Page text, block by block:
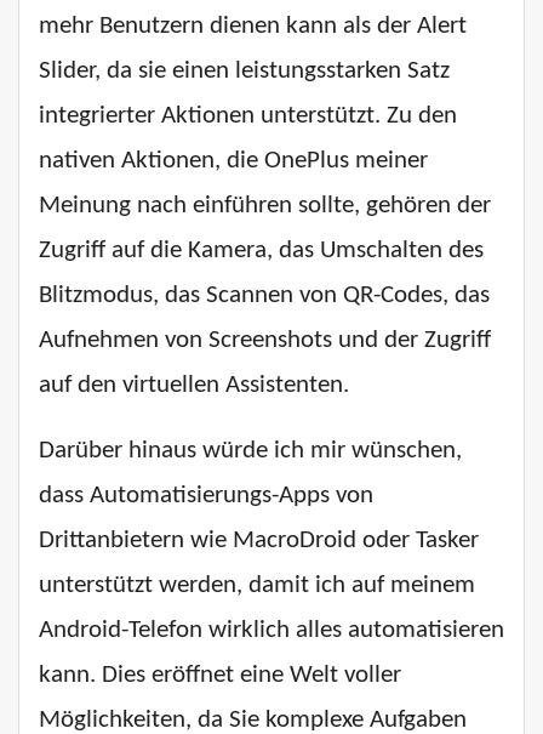
mehr Benutzern dienen kann als der Alert
Slider, da sie einen leistungsstarken Satz
integrierter Aktionen unterstützt. Zu den
nativen Aktionen, die OnePlus meiner
Meinung nach einführen sollte, gehören der
Zugriff auf die Kamera, das Umschalten des
Blitzmodus, das Scannen von QR-Codes, das
Aufnehmen von Screenshots und der Zugriff
auf den virtuellen Assistenten.
Darüber hinaus würde ich mir wünschen,
dass Automatisierungs-Apps von
Drittanbietern wie MacroDroid oder Tasker
unterstützt werden, damit ich auf meinem
Android-Telefon wirklich alles automatisieren
kann. Dies eröffnet eine Welt voller
Möglichkeiten, da Sie komplexe Aufgaben